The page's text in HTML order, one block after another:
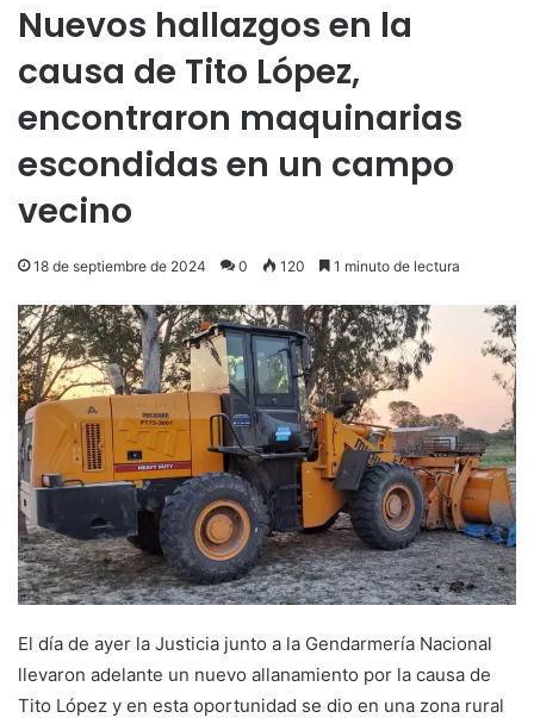
Nuevos hallazgos en la
causa de Tito López,
encontraron maquinarias
escondidas en un campo
vecino
18 de septiembre de 2024 0 120 1 minuto de lectura
El día de ayer la Justicia junto a la Gendarmería Nacional
llevaron adelante un nuevo allanamiento por la causa de
Tito López y en esta oportunidad se dio en una zona rural